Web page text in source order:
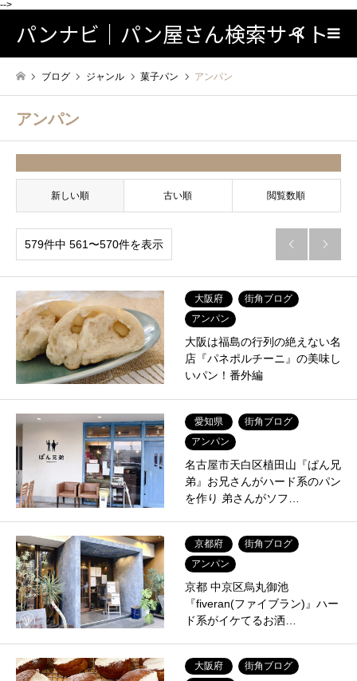
-->
パンナビ｜パン屋さん検索サイト検索
ブログ ジャンル 菓子パン アンパン
アンパン
新しい順 古い順 閲覧数順
579件中 561〜570件を表示  
大阪府
街角ブログ
アンパン
大阪は福島の行列の絶えない名
店『パネポルチーニ』の美味し
いパン！番外編
愛知県
街角ブログ
アンパン
名古屋市天白区植田山『ぱん兄
弟』お兄さんがハード系のパン
を作り 弟さんがソフ…
京都府
街角ブログ
アンパン
京都 中京区烏丸御池
『fiveran(ファイブラン)』ハー
ド系がイケてるお洒…
大阪府
街角ブログ